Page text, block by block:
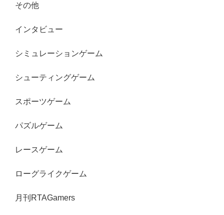
その他
インタビュー
シミュレーションゲーム
シューティングゲーム
スポーツゲーム
パズルゲーム
レースゲーム
ローグライクゲーム
月刊RTAGamers